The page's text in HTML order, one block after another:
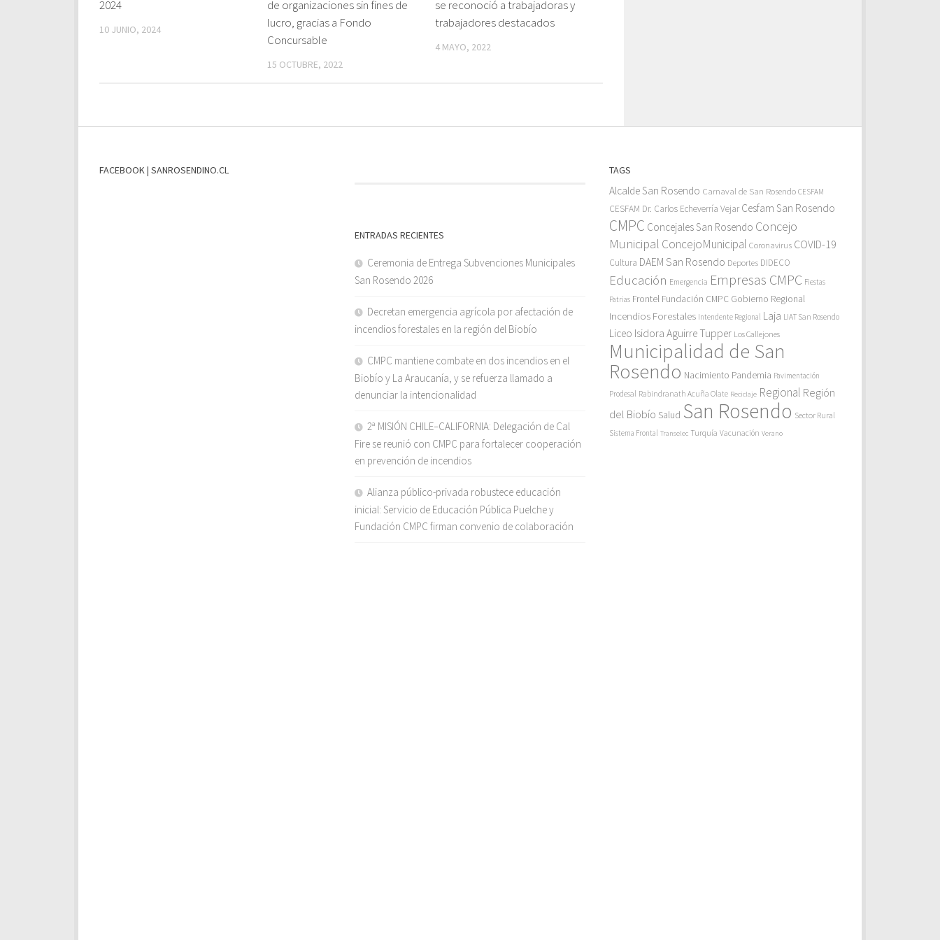
2024
10 JUNIO, 2024
de organizaciones sin fines de
lucro, gracias a Fondo
Concursable
15 OCTUBRE, 2022
se reconoció a trabajadoras y
trabajadores destacados
4 MAYO, 2022
FACEBOOK | SANROSENDINO.CL
ENTRADAS RECIENTES
Ceremonia de Entrega Subvenciones Municipales
San Rosendo 2026
Decretan emergencia agrícola por afectación de
incendios forestales en la región del Biobío
CMPC mantiene combate en dos incendios en el
Biobío y La Araucanía, y se refuerza llamado a
denunciar la intencionalidad
2ª MISIÓN CHILE–CALIFORNIA: Delegación de Cal
Fire se reunió con CMPC para fortalecer cooperación
en prevención de incendios
Alianza público-privada robustece educación
inicial: Servicio de Educación Pública Puelche y
Fundación CMPC firman convenio de colaboración
TAGS
Alcalde San Rosendo Carnaval de San Rosendo CESFAM
CESFAM Dr. Carlos Echeverría Vejar Cesfam San Rosendo
CMPC Concejales San Rosendo Concejo
Municipal ConcejoMunicipal Coronavirus COVID-19
Cultura DAEM San Rosendo Deportes DIDECO
Educación Emergencia Empresas CMPC Fiestas
Patrias Frontel Fundación CMPC Gobierno Regional
Incendios Forestales Intendente Regional Laja LIAT San Rosendo
Liceo Isidora Aguirre Tupper Los Callejones
Municipalidad de San
Rosendo Nacimiento Pandemia Pavimentación
Prodesal Rabindranath Acuña Olate Reciclaje Regional Región
del Biobío Salud San Rosendo Sector Rural
Sistema Frontal Transelec Turquía Vacunación Verano